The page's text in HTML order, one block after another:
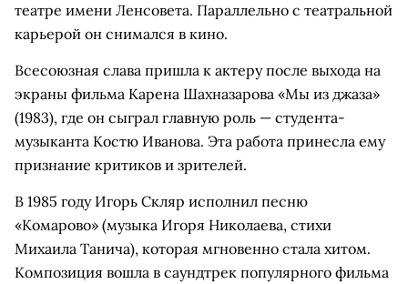
театре имени Ленсовета. Параллельно с театральной
карьерой он снимался в кино.
Всесоюзная слава пришла к актеру после выхода на
экраны фильма Карена Шахназарова «Мы из джаза»
(1983), где он сыграл главную роль — студента-
музыканта Костю Иванова. Эта работа принесла ему
признание критиков и зрителей.
В 1985 году Игорь Скляр исполнил песню
«Комарово» (музыка Игоря Николаева, стихи
Михаила Танича), которая мгновенно стала хитом.
Композиция вошла в саундтрек популярного фильма